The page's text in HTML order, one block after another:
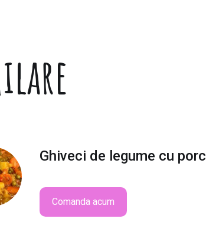
Ghiveci de legume cu porc
Comanda acum